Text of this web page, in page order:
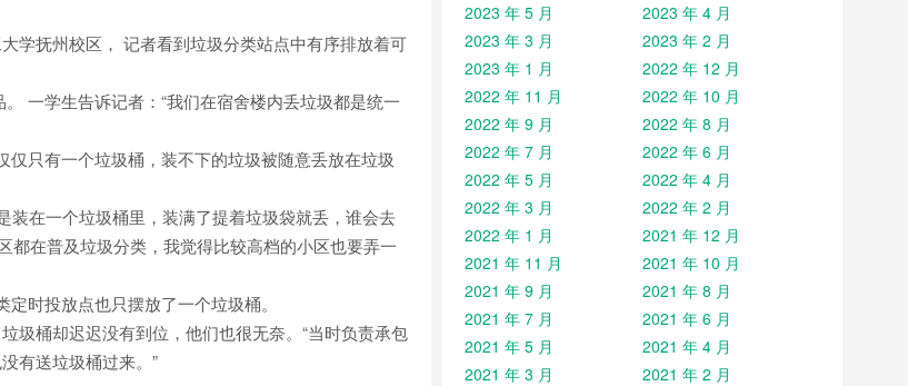
学抚州校区， 记者看到垃圾分类站点中有序排放着可
一学生告诉记者：“我们在宿舍楼内丢垃圾都是统一
只有一个垃圾桶，装不下的垃圾被随意丢放在垃圾
装在一个垃圾桶里，装满了提着垃圾袋就丢，谁会去
都在普及垃圾分类，我觉得比较高档的小区也要弄一
时投放点也只摆放了一个垃圾桶。
圾桶却迟迟没有到位，他们也很无奈。“当时负责承包
有送垃圾桶过来。”
2023 年 5 月
2023 年 4 月
2023 年 3 月
2023 年 2 月
2023 年 1 月
2022 年 12 月
2022 年 11 月
2022 年 10 月
2022 年 9 月
2022 年 8 月
2022 年 7 月
2022 年 6 月
2022 年 5 月
2022 年 4 月
2022 年 3 月
2022 年 2 月
2022 年 1 月
2021 年 12 月
2021 年 11 月
2021 年 10 月
2021 年 9 月
2021 年 8 月
2021 年 7 月
2021 年 6 月
2021 年 5 月
2021 年 4 月
2021 年 3 月
2021 年 2 月